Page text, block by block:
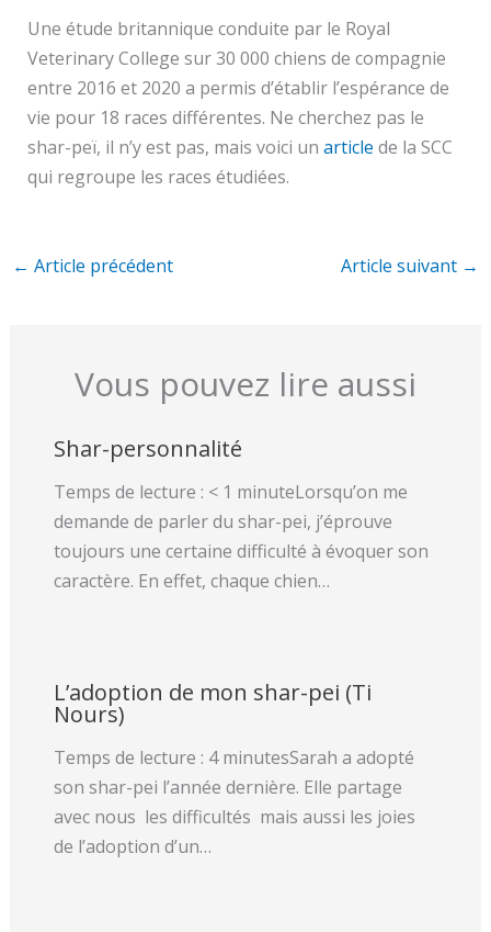
Une étude britannique conduite par le Royal
Veterinary College sur 30 000 chiens de compagnie
entre 2016 et 2020 a permis d’établir l’espérance de
vie pour 18 races différentes. Ne cherchez pas le
shar-peï, il n’y est pas, mais voici un article de la SCC
qui regroupe les races étudiées.
← Article précédent Article suivant →
Vous pouvez lire aussi
Shar-personnalité
Temps de lecture : < 1 minuteLorsqu’on me
demande de parler du shar-pei, j’éprouve
toujours une certaine difficulté à évoquer son
caractère. En effet, chaque chien…
L’adoption de mon shar-pei (Ti
Nours)
Temps de lecture : 4 minutesSarah a adopté
son shar-pei l’année dernière. Elle partage
avec nous les difficultés mais aussi les joies
de l’adoption d’un…